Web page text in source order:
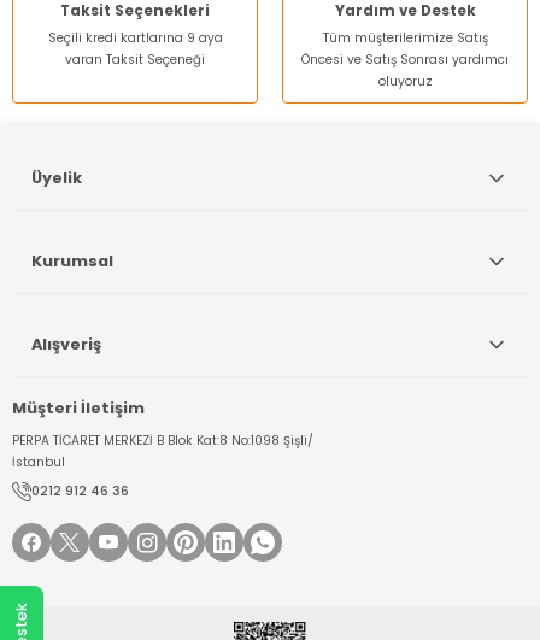
Taksit Seçenekleri
Seçili kredi kartlarına 9 aya
varan Taksit Seçeneği
Yardım ve Destek
Tüm müşterilerimize Satış
Öncesi ve Satış Sonrası yardımcı
oluyoruz
Müşteri İletişim
PERPA TİCARET MERKEZİ B Blok Kat:8 No:1098 Şişli/
İstanbul
0212 912 46 36
Üyelik
Kurumsal
Alışveriş